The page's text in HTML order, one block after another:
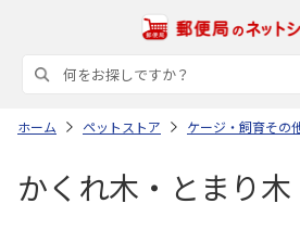
ホーム ペットストア ケージ・飼育その
かくれ木・とまり木